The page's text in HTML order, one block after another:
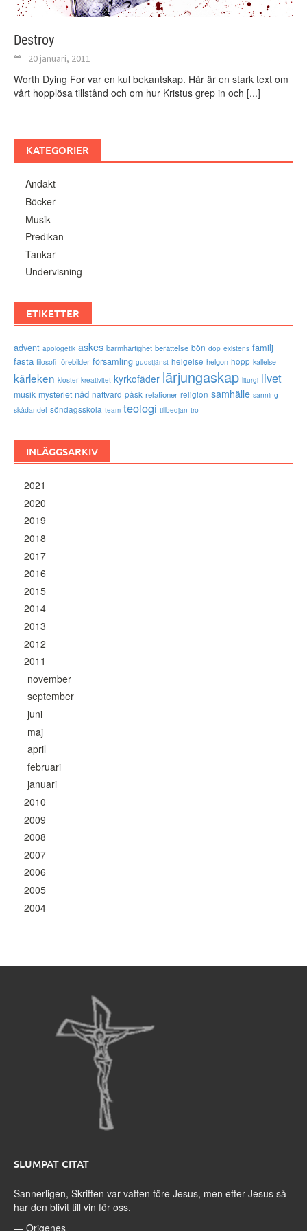
Destroy
20 januari, 2011
Worth Dying For var en kul bekantskap. Här är en stark text om
vårt hopplösa tillstånd och om hur Kristus grep in och [...]
KATEGORIER
Andakt
Böcker
Musik
Predikan
Tankar
Undervisning
ETIKETTER
advent apologetik askes barmhärtighet berättelse bön dop existens familj
fasta filosofi förebilder församling gudstjänst helgelse helgon hopp kallelse
kärleken kloster kreativitet kyrkofäder lärjungaskap liturgi livet
musik mysteriet nåd nattvard påsk relationer religion samhälle sanning
skådandet söndagsskola team teologi tillbedjan tro
INLÄGGSARKIV
2021
2020
2019
2018
2017
2016
2015
2014
2013
2012
2011
november
september
juni
maj
april
februari
januari
2010
2009
2008
2007
2006
2005
2004
SLUMPAT CITAT
Sannerligen, Skriften var vatten före Jesus, men efter Jesus så
har den blivit till vin för oss.
— Origenes